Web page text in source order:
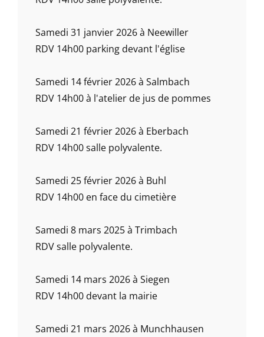
Samedi 31 janvier 2026 à Neewiller
RDV 14h00 parking devant l'église
Samedi 14 février 2026 à Salmbach
RDV 14h00 à l'atelier de jus de pommes
Samedi 21 février 2026 à Eberbach
RDV 14h00 salle polyvalente.
Samedi 25 février 2026 à Buhl
RDV 14h00 en face du cimetière
Samedi 8 mars 2025 à Trimbach
RDV salle polyvalente.
Samedi 14 mars 2026 à Siegen
RDV 14h00 devant la mairie
Samedi 21 mars 2026 à Munchhausen